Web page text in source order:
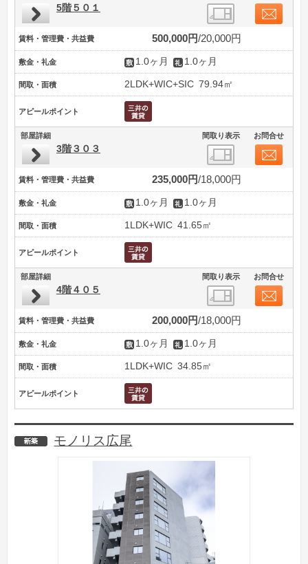
5階５０１
賃料・管理費・共益費 500,000円 20,000円
敷金・礼金 1.0ヶ月 1.0ヶ月
間取・面積 2LDK+WIC+SIC 79.94㎡
アピールポイント
部屋詳細 間取り表示 お問合せ
3階３０３
賃料・管理費・共益費 235,000円 18,000円
敷金・礼金 1.0ヶ月 1.0ヶ月
間取・面積 1LDK+WIC 41.65㎡
アピールポイント
部屋詳細 間取り表示 お問合せ
4階４０５
賃料・管理費・共益費 200,000円 18,000円
敷金・礼金 1.0ヶ月 1.0ヶ月
間取・面積 1LDK+WIC 34.85㎡
アピールポイント
新築
モノリス広尾